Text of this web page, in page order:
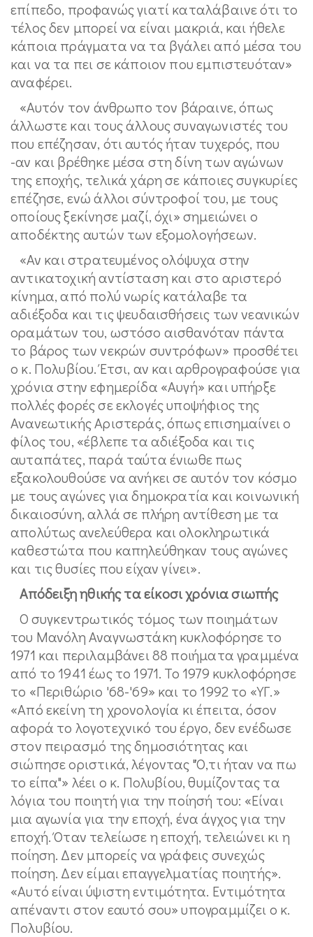
επίπεδο, προφανώς γιατί καταλάβαινε ότι το
τέλος δεν μπορεί να είναι μακριά, και ήθελε
κάποια πράγματα να τα βγάλει από μέσα του
και να τα πει σε κάποιον που εμπιστευόταν»
αναφέρει.
«Αυτόν τον άνθρωπο τον βάραινε, όπως
άλλωστε και τους άλλους συναγωνιστές του
που επέζησαν, ότι αυτός ήταν τυχερός, που
-αν και βρέθηκε μέσα στη δίνη των αγώνων
της εποχής, τελικά χάρη σε κάποιες συγκυρίες
επέζησε, ενώ άλλοι σύντροφοί του, με τους
οποίους ξεκίνησε μαζί, όχι» σημειώνει ο
αποδέκτης αυτών των εξομολογήσεων.
«Αν και στρατευμένος ολόψυχα στην
αντικατοχική αντίσταση και στο αριστερό
κίνημα, από πολύ νωρίς κατάλαβε τα
αδιέξοδα και τις ψευδαισθήσεις των νεανικών
οραμάτων του, ωστόσο αισθανόταν πάντα
το βάρος των νεκρών συντρόφων» προσθέτει
ο κ. Πολυβίου. Έτσι, αν και αρθρογραφούσε για
χρόνια στην εφημερίδα «Αυγή» και υπήρξε
πολλές φορές σε εκλογές υποψήφιος της
Ανανεωτικής Αριστεράς, όπως επισημαίνει ο
φίλος του, «έβλεπε τα αδιέξοδα και τις
αυταπάτες, παρά ταύτα ένιωθε πως
εξακολουθούσε να ανήκει σε αυτόν τον κόσμο
με τους αγώνες για δημοκρατία και κοινωνική
δικαιοσύνη, αλλά σε πλήρη αντίθεση με τα
απολύτως ανελεύθερα και ολοκληρωτικά
καθεστώτα που καπηλεύθηκαν τους αγώνες
και τις θυσίες που είχαν γίνει».
Απόδειξη ηθικής τα είκοσι χρόνια σιωπής
Ο συγκεντρωτικός τόμος των ποιημάτων
του Μανόλη Αναγνωστάκη κυκλοφόρησε το
1971 και περιλαμβάνει 88 ποιήματα γραμμένα
από το 1941 έως το 1971. Το 1979 κυκλοφόρησε
το «Περιθώριο '68-'69» και το 1992 το «ΥΓ.»
«Από εκείνη τη χρονολογία κι έπειτα, όσον
αφορά το λογοτεχνικό του έργο, δεν ενέδωσε
στον πειρασμό της δημοσιότητας και
σιώπησε οριστικά, λέγοντας "Ό,τι ήταν να πω
το είπα"» λέει ο κ. Πολυβίου, θυμίζοντας τα
λόγια του ποιητή για την ποίησή του: «Είναι
μια αγωνία για την εποχή, ένα άγχος για την
εποχή. Όταν τελείωσε η εποχή, τελειώνει κι η
ποίηση. Δεν μπορείς να γράφεις συνεχώς
ποίηση. Δεν είμαι επαγγελματίας ποιητής».
«Αυτό είναι ύψιστη εντιμότητα. Εντιμότητα
απέναντι στον εαυτό σου» υπογραμμίζει ο κ.
Πολυβίου.